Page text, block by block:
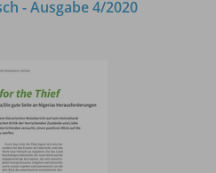
- Ausgabe 4/2020